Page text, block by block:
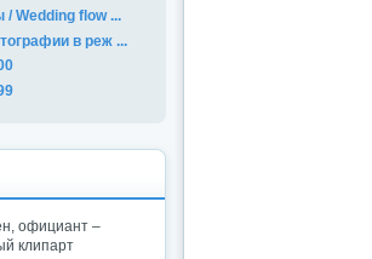
Wedding flow ...
в реж ...
официант –
клипарт